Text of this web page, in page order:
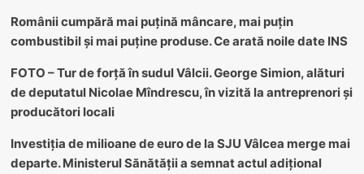
Românii cumpără mai puțină mâncare, mai puțin
combustibil și mai puține produse. Ce arată noile date INS
FOTO – Tur de forță în sudul Vâlcii. George Simion, alături
de deputatul Nicolae Mîndrescu, în vizită la antreprenori și
producători locali
Investiția de milioane de euro de la SJU Vâlcea merge mai
departe. Ministerul Sănătății a semnat actul adițional